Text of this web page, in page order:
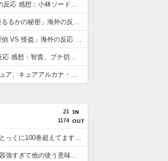
名探偵プリキュア 16話 海外の反応 感想：小林ソード、かっこいい。
名探偵プリキュア 15話「森亜るるかの秘密」海外の反応 感想：るるかさん43歳…
名探偵プリキュア 13話「名探偵 VS 怪盗」海外の反応 感想：アルカナシャドウの腋に無事興奮する海外の紳士たち
わたモテ喪239(後編) 海外の反応 感想：智貴、ブチ切れる。
【海外の反応】名探偵プリキュア、キュアアルカナ・シャドウ待望のデビューに海外の大きいお友達もぷいきゅあがんばえ～してしまう
21
1174
【衝撃】名探偵コナンさん「とっくに100巻超えてます」←コイツが叩かれない理由ｗｗｗｗ
ゲーム会社「アカン、この武器強すぎて他の使う意味がない…せや！」←これｗｗｗ